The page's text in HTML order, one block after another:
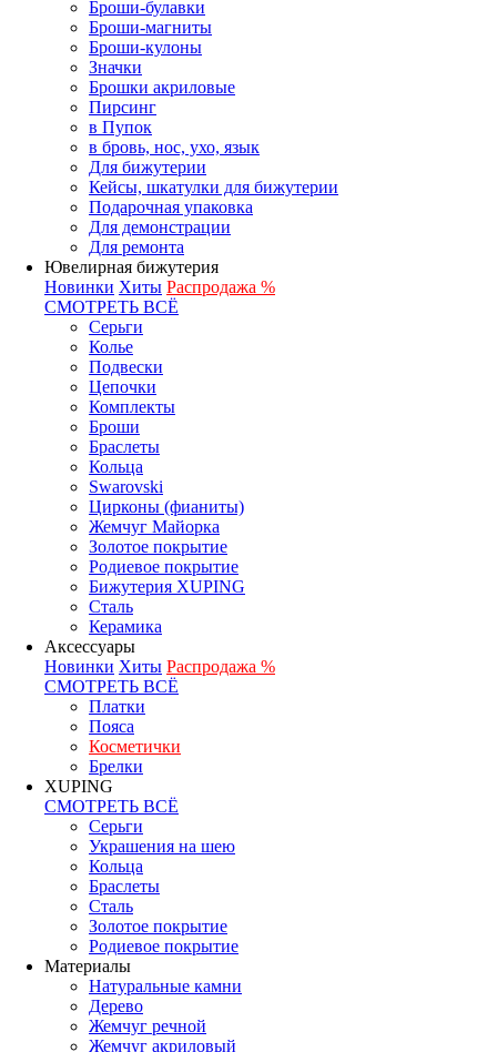
Броши-булавки
Броши-магниты
Броши-кулоны
Значки
Брошки акриловые
Пирсинг
в Пупок
в бровь, нос, ухо, язык
Для бижутерии
Кейсы, шкатулки для бижутерии
Подарочная упаковка
Для демонстрации
Для ремонта
Ювелирная бижутерия
Новинки Хиты Распродажа %
СМОТРЕТЬ ВСЁ
Серьги
Колье
Подвески
Цепочки
Комплекты
Броши
Браслеты
Кольца
Swarovski
Цирконы (фианиты)
Жемчуг Майорка
Золотое покрытие
Родиевое покрытие
Бижутерия XUPING
Сталь
Керамика
Аксессуары
Новинки Хиты Распродажа %
СМОТРЕТЬ ВСЁ
Платки
Пояса
Косметички
Брелки
XUPING
СМОТРЕТЬ ВСЁ
Серьги
Украшения на шею
Кольца
Браслеты
Сталь
Золотое покрытие
Родиевое покрытие
Материалы
Натуральные камни
Дерево
Жемчуг речной
Жемчуг акриловый